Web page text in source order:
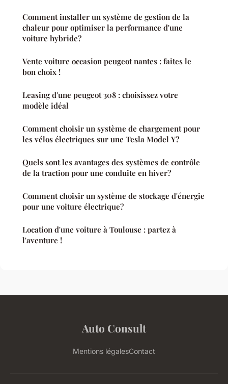
Comment installer un système de gestion de la
chaleur pour optimiser la performance d'une
voiture hybride?
Vente voiture occasion peugeot nantes : faites le
bon choix !
Leasing d'une peugeot 308 : choisissez votre
modèle idéal
Comment choisir un système de chargement pour
les vélos électriques sur une Tesla Model Y?
Quels sont les avantages des systèmes de contrôle
de la traction pour une conduite en hiver?
Comment choisir un système de stockage d'énergie
pour une voiture électrique?
Location d'une voiture à Toulouse : partez à
l'aventure !
Auto Consult
Mentions légalesContact